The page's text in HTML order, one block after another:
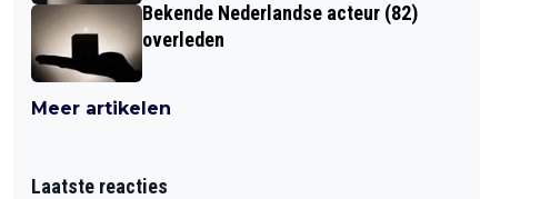
Bekende Nederlandse acteur (82)
overleden
Meer artikelen
Laatste reacties